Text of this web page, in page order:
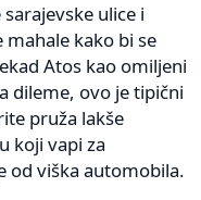
ulice i
mahale kako bi se
Atos kao omiljeni
dileme, ovo je tipični
pruža lakše
koji vapi za
od viška automobila.